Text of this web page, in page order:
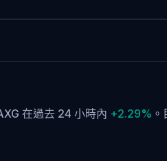
在過去 24 小時內 +2.29% 。